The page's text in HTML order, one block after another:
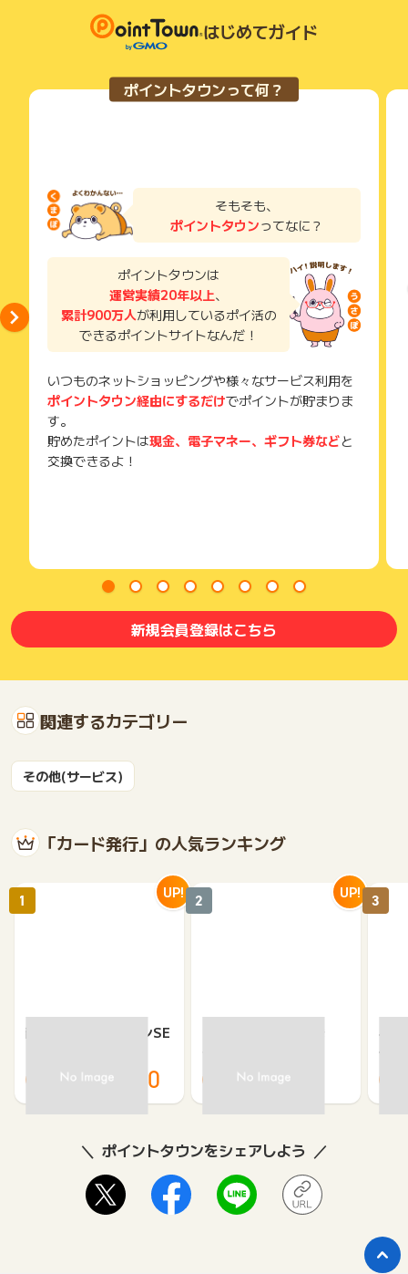
までお問い合わせください。ポイントについて、広告主に直接
お問い合わせをした場合、ポイント獲得対象外となる場合がご
お申し込みやお買い物後、利用したサイトから送られる購入完
了などのメールは、ポイント獲得するまで必ず保管してくださ
獲得待ち・獲得失敗の状態でお問い合わせされる際に、該当の
メールを送っていただく場合がございます。
はじめてガイド
ポイントタウンって何？
そもそも、
ポイントタウンってなに？
ポイントタウンは
運営実績20年以上、
累計900万人が利用しているポイ活の
できるポイントサイトなんだ！
いつものネットショッピングや様々なサービス利用を
ポイントタウン経由にするだけでポイントが貯まりま
す。
貯めたポイントは現金、電子マネー、ギフト券などと
交換できるよ！
新規会員登録はこちら
関連するカテゴリー
その他(サービス)
「カード発行」の人気ランキング
静岡銀行カードローンSE
26,250 35,000
1 UP!
3,000 5,500
2 UP!
※合
※【
3
ポイントタウンをシェアしよう